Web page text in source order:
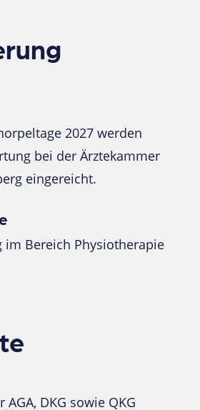
2027 werden
bei der Ärztekammer
eingereicht.
im Bereich Physiotherapie
DKG sowie QKG